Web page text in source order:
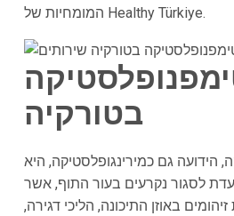
המומחיות של Healthy Türkiye.
בטורקיה
הידועה גם כמירינגופלסטיקה, היא
לסגור נקרעים בעור התוף, אשר
באוזן התיכונה, הליכי דגירה,